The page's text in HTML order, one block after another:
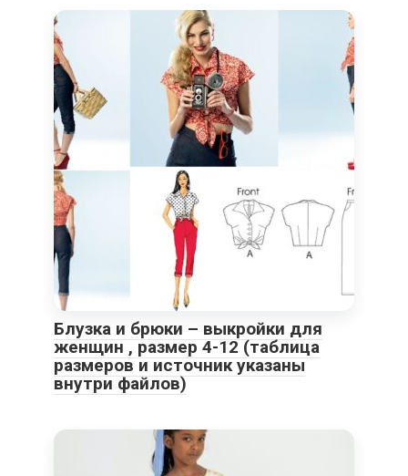
Блузка и брюки – выкройки для
женщин , размер 4-12 (таблица
размеров и источник указаны
внутри файлов)